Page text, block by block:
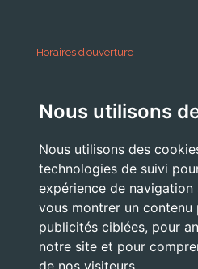
Nous utilisons
Nous utilisons des
technologies de suivi
expérience de
vous montrer un contenu
publicités ciblées, pour
notre site et pour
de nos visiteurs.
Horaires d’ouverture
Lundi . Mardi : 10h 12h /16h 18h30
Jeudi . Vendredi : 13h30 / 17h
Nous Contacter
accueil@commune-vourey.fr